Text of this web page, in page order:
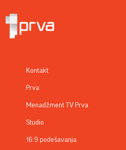
Kontakt
Prva
Menadžment TV Prva
Studio
16:9 podešavanja